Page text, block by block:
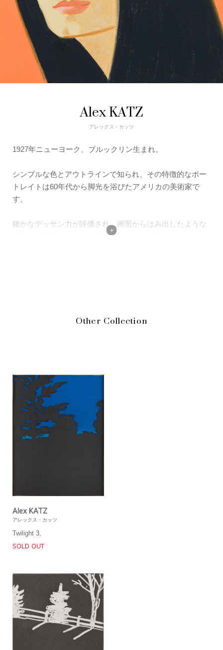
Alex KATZ
アレックス・カッツ
1927年ニューヨーク、ブルックリン生まれ。
シンプルな色とアウトラインで知られ、その特徴的なポー
トレイトは60年代から脚光を浴びたアメリカの美術家で
す。
確かなデッサン力が評価され、画面からはみ出したような
構図、透き通るような色使いが魅力となっています。ポッ
Other Collection
Alex KATZ
アレックス・カッツ
Twilight 3,
SOLD OUT